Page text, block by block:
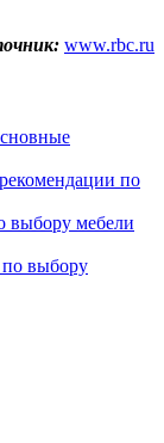
www.rbc.ru
по
выбору мебели
выбору